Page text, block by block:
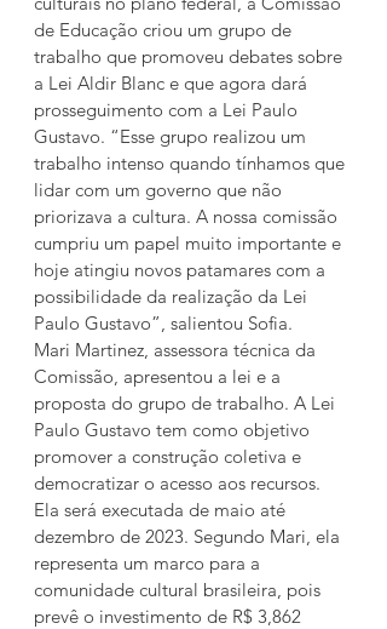
de Educação criou um grupo de
trabalho que promoveu debates sobre
a Lei Aldir Blanc e que agora dará
prosseguimento com a Lei Paulo
Gustavo. “Esse grupo realizou um
trabalho intenso quando tínhamos que
lidar com um governo que não
priorizava a cultura. A nossa comissão
cumpriu um papel muito importante e
hoje atingiu novos patamares com a
possibilidade da realização da Lei
Paulo Gustavo”, salientou Sofia.
Mari Martinez, assessora técnica da
Comissão, apresentou a lei e a
proposta do grupo de trabalho. A Lei
Paulo Gustavo tem como objetivo
promover a construção coletiva e
democratizar o acesso aos recursos.
Ela será executada de maio até
dezembro de 2023. Segundo Mari, ela
representa um marco para a
comunidade cultural brasileira, pois
prevê o investimento de R$ 3,862